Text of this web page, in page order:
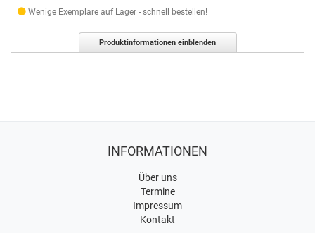
Wenige Exemplare auf Lager - schnell bestellen!
Produktinformationen einblenden
INFORMATIONEN
Über uns
Termine
Impressum
Kontakt